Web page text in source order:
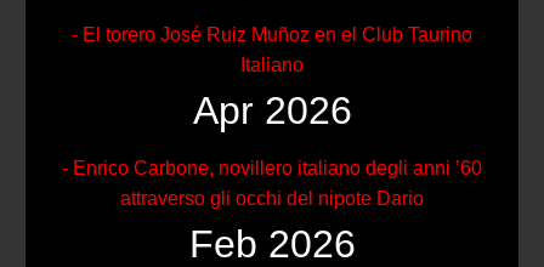
- El torero José Ruiz Muñoz en el Club Taurino
Italiano
Apr 2026
- Enrico Carbone, novillero italiano degli anni ’60
attraverso gli occhi del nipote Dario
Feb 2026